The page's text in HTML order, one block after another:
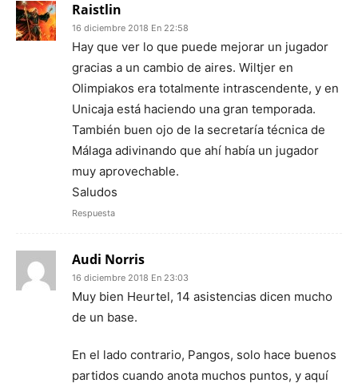
Raistlin
16 diciembre 2018 En 22:58
Hay que ver lo que puede mejorar un jugador
gracias a un cambio de aires. Wiltjer en
Olimpiakos era totalmente intrascendente, y en
Unicaja está haciendo una gran temporada.
También buen ojo de la secretaría técnica de
Málaga adivinando que ahí había un jugador
muy aprovechable.
Saludos
Respuesta
Audi Norris
16 diciembre 2018 En 23:03
Muy bien Heurtel, 14 asistencias dicen mucho
de un base.
En el lado contrario, Pangos, solo hace buenos
partidos cuando anota muchos puntos, y aquí